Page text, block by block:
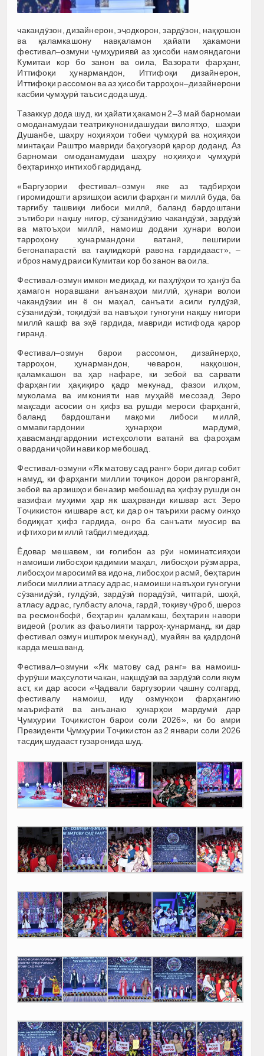
чакандӯзон, дизайнерон, эҷодкорон, зардӯзон, наққошон
ва қаламкашону навқаламон ҳайати ҳакамони
фестивал–озмуни ҷумҳуриявӣ аз ҳисоби намояндагони
Кумитаи кор бо занон ва оила, Вазорати фарҳанг,
Иттифоқи ҳунармандон, Иттифоқи дизайнерон,
Иттифоқи рассомон ва аз ҳисоби тарроҳон–дизайнерони
касбии ҷумҳурӣ таъсис дода шуд.
Тазаккур дода шуд, ки ҳайати ҳакамон 2–3 май барномаи
омоданамудаи театрикунонидашудаи вилоятҳо, шаҳри
Душанбе, шаҳру ноҳияҳои тобеи ҷумҳурӣ ва ноҳияҳои
минтақаи Раштро мавриди баҳогузорӣ қарор доданд. Аз
барномаи омоданамудаи шаҳру ноҳияҳои ҷумҳурӣ
беҳтаринҳо интихоб гардиданд.
«Баргузории фестивал–озмун яке аз тадбирҳои
гиромидошти арзишҳои асили фарҳанги миллӣ буда, ба
тарғибу ташвиқи либоси миллӣ, баланд бардоштани
эътибори нақшу нигор, сӯзанидӯзию чакандӯзӣ, зардӯзӣ
ва матоъҳои миллӣ, намоиш додани ҳунари волои
тарроҳону ҳунармандони ватанӣ, пешгирии
бегонапарастӣ ва тақлидкорӣ равона гардидааст», –
иброз намуд раиси Кумитаи кор бо занон ва оила.
Фестивал-озмун имкон медиҳад, ки паҳлӯҳои то ҳанӯз ба
ҳамагон норавшани анъанаҳои миллӣ, ҳунари волои
чакандӯзии ин ё он маҳал, санъати асили гулдӯзӣ,
сӯзанидӯзӣ, тоқидӯзӣ ва навъҳои гуногуни нақшу нигори
миллӣ кашф ва эҳё гардида, мавриди истифода қарор
гиранд.
Фестивал–озмун барои рассомон, дизайнерҳо,
тарроҳон, ҳунармандон, чеварон, наққошон,
қаламкашон ва ҳар нафаре, ки зебоӣ ва сарвати
фарҳангии ҳақиқиро қадр мекунад, фазои илҳом,
муколама ва имконияти нав муҳайё месозад. Зеро
мақсади асосии он ҳифз ва рушди мероси фарҳангӣ,
баланд бардоштани мақоми либоси миллӣ,
оммавигардонии ҳунарҳои мардумӣ,
ҳавасмандгардонии истеҳсолоти ватанӣ ва фароҳам
овардани ҷойи нави кор мебошад.
Фестивал-озмуни «Як матову сад ранг» бори дигар собит
намуд, ки фарҳанги миллии тоҷикон дорои рангорангӣ,
зебоӣ ва арзишҳои беназир мебошад ва ҳифзу рушди он
вазифаи муҳими ҳар як шаҳрванди кишвар аст. Зеро
Тоҷикистон кишваре аст, ки дар он таърихи расму оинҳо
бодиққат ҳифз гардида, онро ба санъати муосир ва
ифтихори миллӣ табдил медиҳад.
Ёдовар мешавем, ки ғолибон аз рӯи номинатсияҳои
намоиши либосҳои қадимии маҳал, либосҳои рӯзмарра,
либосҳои маросимӣ ва идона, либосҳои расмӣ, беҳтарин
либоси миллии атласу адрас, намоиши навъҳои гуногуни
сӯзанидӯзӣ, гулдӯзӣ, зардӯзӣ порадӯзӣ, читгарӣ, шоҳӣ,
атласу адрас, гулбасту алоча, гардӣ, тоқиву ҷӯроб, шероз
ва ресмонбофӣ, беҳтарин қаламкаш, беҳтарин навори
видеоӣ (ролик аз фаъолияти тарроҳ-ҳунарманд, ки дар
фестивал озмун иштирок мекунад), муайян ва қадрдонӣ
карда мешаванд.
Фестивал–озмуни «Як матову сад ранг» ва намоиш-
фурӯши маҳсулоти чакан, нақшдӯзӣ ва зардӯзӣ соли якум
аст, ки дар асоси «Ҷадвали баргузории ҷашну солгард,
фестивалу намоиш, иду озмунҳои фарҳангию
маърифатӣ ва анъанаю ҳунарҳои мардумӣ дар
Ҷумҳурии Тоҷикистон барои соли 2026», ки бо амри
Президенти Ҷумҳурии Тоҷикистон аз 2 январи соли 2026
тасдиқ шудааст гузаронида шуд.